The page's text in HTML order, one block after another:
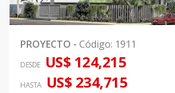
PROYECTO - Código: 1911
DESDE US$ 124,215
HASTA US$ 234,715